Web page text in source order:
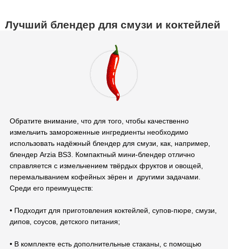
Лучший блендер для смузи и коктейлей
Обратите внимание, что для того, чтобы качественно
измельчить замороженные ингредиенты необходимо
использовать надёжный блендер для смузи, как, например,
блендер Arzia BS3. Компактный мини-блендер отлично
справляется с измельчением твёрдых фруктов и овощей,
перемалыванием кофейных зёрен и другими задачами.
Среди его преимуществ:
• Подходит для приготовления коктейлей, супов-пюре, смузи,
дипов, соусов, детского питания;
• В комплекте есть дополнительные стаканы, с помощью